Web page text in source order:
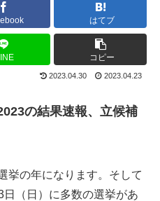
はてブ
コピー
2023.04.30 2023.04.23
の結果速報、立候補
挙の年になります。そして
（日）に多数の選挙があ